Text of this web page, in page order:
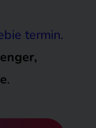
termin.
.